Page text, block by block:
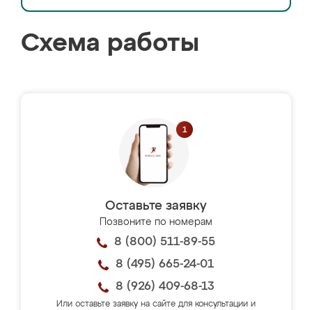
Схема работы
Оставьте заявку
Позвоните по номерам
8 (800) 511-89-55
8 (495) 665-24-01
8 (926) 409-68-13
Или оставьте заявку на сайте для консультации и